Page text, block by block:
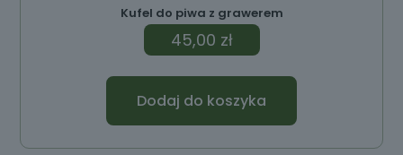
Kufel do piwa z grawerem
45,00 zł
Dodaj do koszyka